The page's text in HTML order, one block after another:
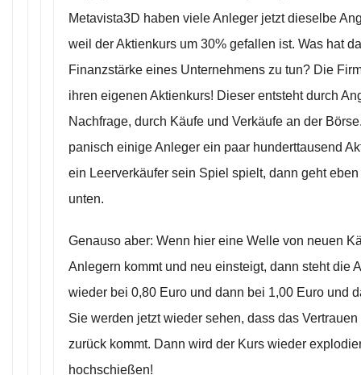
Metavista3D haben viele Anleger jetzt dieselbe
weil der Aktienkurs um 30% gefallen ist. Was hat
Finanzstärke eines Unternehmens zu tun? Die
ihren eigenen Aktienkurs! Dieser entsteht durch
Nachfrage, durch Käufe und Verkäufe an der
panisch einige Anleger ein paar hunderttausend
ein Leerverkäufer sein Spiel spielt, dann geht
unten.
Genauso aber: Wenn hier eine Welle von neuen
Anlegern kommt und neu einsteigt, dann steht die
wieder bei 0,80 Euro und dann bei 1,00 Euro und
Sie werden jetzt wieder sehen, dass das
zurück kommt. Dann wird der Kurs wieder
hochschießen!